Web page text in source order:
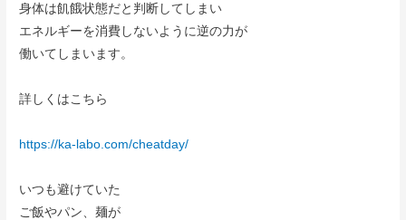
身体は飢餓状態だと判断してしまい
エネルギーを消費しないように逆の力が
働いてしまいます。
詳しくはこちら
https://ka-labo.com/cheatday/
いつも避けていた
ご飯やパン、麺が